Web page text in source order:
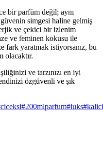
bir parfüm değil; aynı
simgesi haline gelmiş
ve çekici bir izlenim
ve feminen kokusu ile
fark yaratmak istiyorsanız, bu
olacaktır.
ve tarzınızı en iyi
özgüvenli ve şık
ciceksi#200mlparfum#luks#